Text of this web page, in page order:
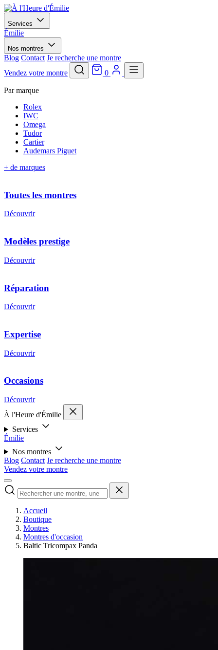
Services
Émilie
Nos montres
Blog Contact Je recherche une montre
Vendez votre montre
0
Par marque
Rolex
IWC
Omega
Tudor
Cartier
Audemars Piguet
+ de marques
Toutes les montres
Découvrir
Modèles prestige
Découvrir
Réparation
Découvrir
Expertise
Découvrir
Occasions
Découvrir
À l'Heure d'Émilie
Services
Émilie
Nos montres
Blog Contact Je recherche une montre
Vendez votre montre
Accueil
Boutique
Montres
Montres d'occasion
Baltic Tricompax Panda